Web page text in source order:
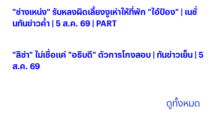
"ช่างเหน่ง" รับหลงผิดเลี้ยงงูเห่าให้ที่พัก "ไอ้ป๋อง" | เนชั่
นทันข่าวค่ำ | 5 ส.ค. 69 | PART
"ลิซ่า" ไม่เชื่อแค่ "อธิบดี" ตัวการโกงสอบ | ทันข่าวเย็น | 5
ส.ค. 69
ดูทั้งหมด